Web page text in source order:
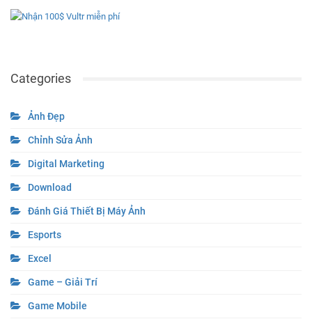
Categories
Ảnh Đẹp
Chỉnh Sửa Ảnh
Digital Marketing
Download
Đánh Giá Thiết Bị Máy Ảnh
Esports
Excel
Game – Giải Trí
Game Mobile